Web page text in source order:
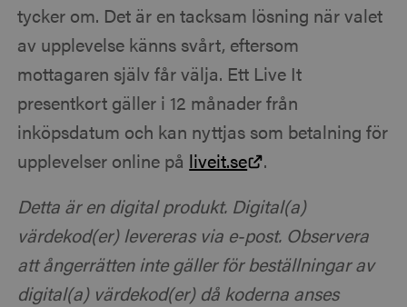
tycker om. Det är en tacksam lösning när valet
av upplevelse känns svårt, eftersom
mottagaren själv får välja. Ett Live It
presentkort gäller i 12 månader från
inköpsdatum och kan nyttjas som betalning för
upplevelser online på liveit.se
.
Detta är en digital produkt. Digital(a)
värdekod(er) levereras via e-post. Observera
att ångerrätten inte gäller för beställningar av
digital(a) värdekod(er) då koderna anses